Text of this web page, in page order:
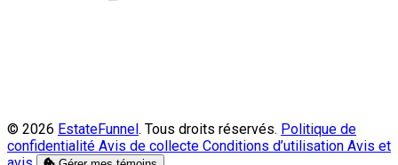
© 2026 EstateFunnel. Tous droits réservés. Politique de
confidentialité Avis de collecte Conditions d’utilisation Avis et